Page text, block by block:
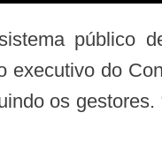
público
executivo do
os gestores.